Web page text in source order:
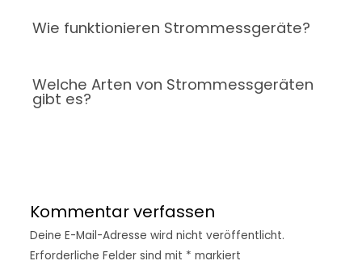
Wie funktionieren Strommessgeräte?
Welche Arten von Strommessgeräten
gibt es?
Kommentar verfassen
Deine E-Mail-Adresse wird nicht veröffentlicht.
Erforderliche Felder sind mit * markiert